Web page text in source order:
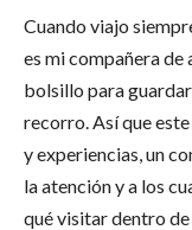
Cuando viajo
es mi compañera
bolsillo para
recorro. Así que
y experiencias, un
la atención y a los
qué visitar dentro de